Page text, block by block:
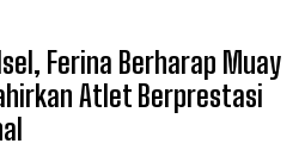
Ferina Berharap Muay
Atlet Berprestasi